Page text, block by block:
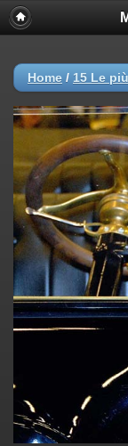
Home / 15 Le